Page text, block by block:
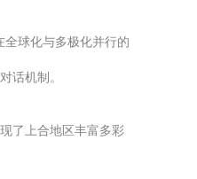
全球化与多极化并行的
话机制。
了上合地区丰富多彩